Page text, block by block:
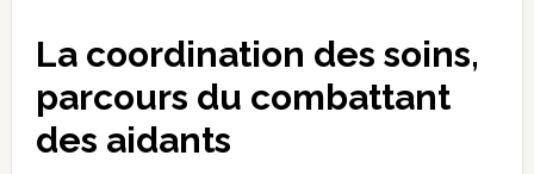
La coordination des soins,
parcours du combattant
des aidants